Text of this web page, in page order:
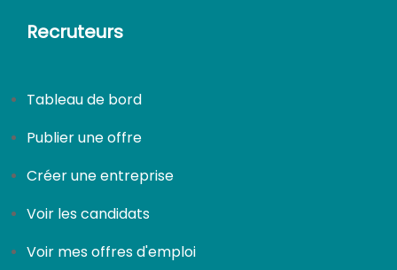
Recruteurs
Tableau de bord
Publier une offre
Créer une entreprise
Voir les candidats
Voir mes offres d'emploi